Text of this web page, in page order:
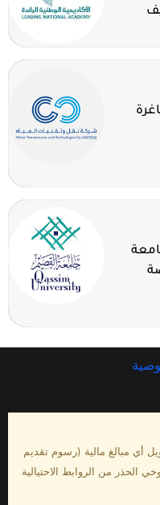
أي مبالغ مالية (رسوم تقديم
الحذر من الروابط الاحتيالية